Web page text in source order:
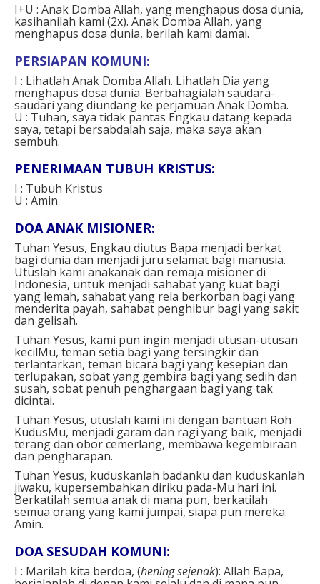
I+U : Anak Domba Allah, yang menghapus dosa dunia,
kasihanilah kami (2x). Anak Domba Allah, yang
menghapus dosa dunia, berilah kami damai.
PERSIAPAN KOMUNI:
I : Lihatlah Anak Domba Allah. Lihatlah Dia yang
menghapus dosa dunia. Berbahagialah saudara-
saudari yang diundang ke perjamuan Anak Domba.
U : Tuhan, saya tidak pantas Engkau datang kepada
saya, tetapi bersabdalah saja, maka saya akan
sembuh.
PENERIMAAN TUBUH KRISTUS:
I : Tubuh Kristus
U : Amin
DOA ANAK MISIONER:
Tuhan Yesus, Engkau diutus Bapa menjadi berkat
bagi dunia dan menjadi juru selamat bagi manusia.
Utuslah kami anakanak dan remaja misioner di
Indonesia, untuk menjadi sahabat yang kuat bagi
yang lemah, sahabat yang rela berkorban bagi yang
menderita payah, sahabat penghibur bagi yang sakit
dan gelisah.
Tuhan Yesus, kami pun ingin menjadi utusan-utusan
kecilMu, teman setia bagi yang tersingkir dan
terlantarkan, teman bicara bagi yang kesepian dan
terlupakan, sobat yang gembira bagi yang sedih dan
susah, sobat penuh penghargaan bagi yang tak
dicintai.
Tuhan Yesus, utuslah kami ini dengan bantuan Roh
KudusMu, menjadi garam dan ragi yang baik, menjadi
terang dan obor cemerlang, membawa kegembiraan
dan pengharapan.
Tuhan Yesus, kuduskanlah badanku dan kuduskanlah
jiwaku, kupersembahkan diriku pada-Mu hari ini.
Berkatilah semua anak di mana pun, berkatilah
semua orang yang kami jumpai, siapa pun mereka.
Amin.
DOA SESUDAH KOMUNI:
I : Marilah kita berdoa, (hening sejenak): Allah Bapa,